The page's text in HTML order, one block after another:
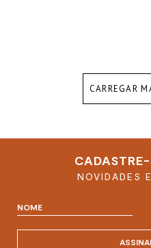
CARREGAR
NOVIDADES